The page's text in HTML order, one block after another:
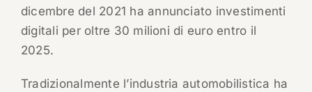
dicembre del 2021 ha annunciato investimenti
digitali per oltre 30 milioni di euro entro il
2025.
Tradizionalmente l’industria automobilistica ha